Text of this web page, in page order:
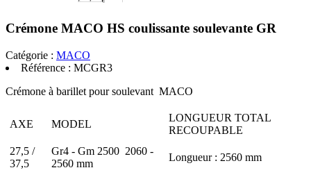
Crémone MACO HS coulissante soulevante GR
Catégorie : MACO
Référence : MCGR3
Crémone à barillet pour soulevant MACO
AXE MODEL
LONGUEUR TOTAL
RECOUPABLE
27,5 /
37,5
Gr4 - Gm 2500 2060 -
2560 mm
Longueur : 2560 mm